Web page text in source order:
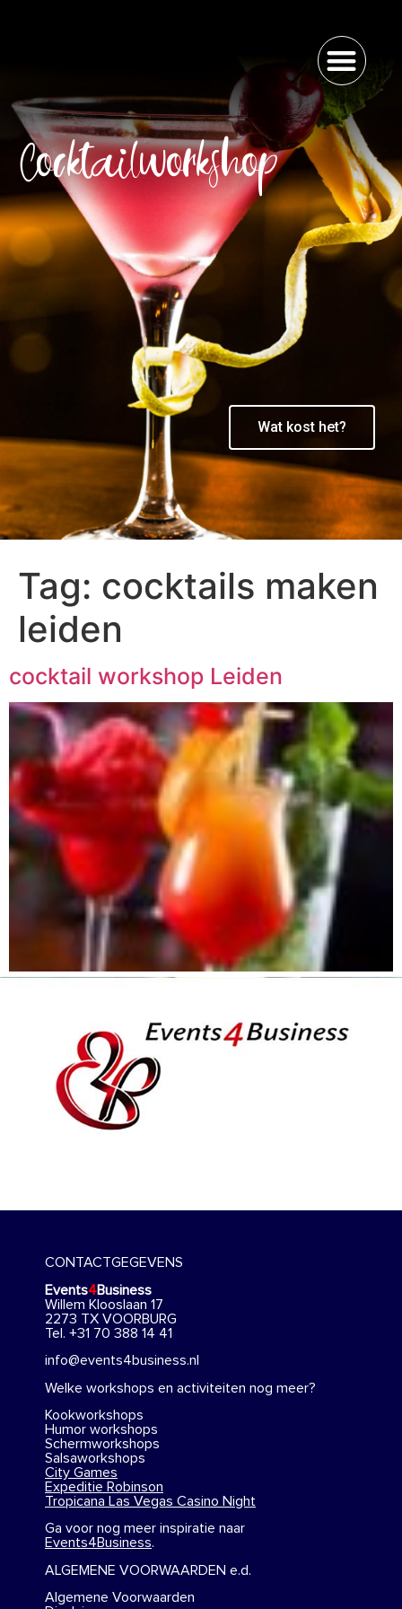
Cocktailworkshop
Wat kost het?
Tag: cocktails maken
leiden
cocktail workshop Leiden
CONTACTGEGEVENS
Events4Business
Willem Klooslaan 17
2273 TX VOORBURG
Tel. +31 70 388 14 41
info@events4business.nl
Welke workshops en activiteiten nog meer?
Kookworkshops
Humor workshops
Schermworkshops
Salsaworkshops
City Games
Expeditie Robinson
Tropicana Las Vegas Casino Night
Ga voor nog meer inspiratie naar
Events4Business.
ALGEMENE VOORWAARDEN e.d.
Algemene Voorwaarden